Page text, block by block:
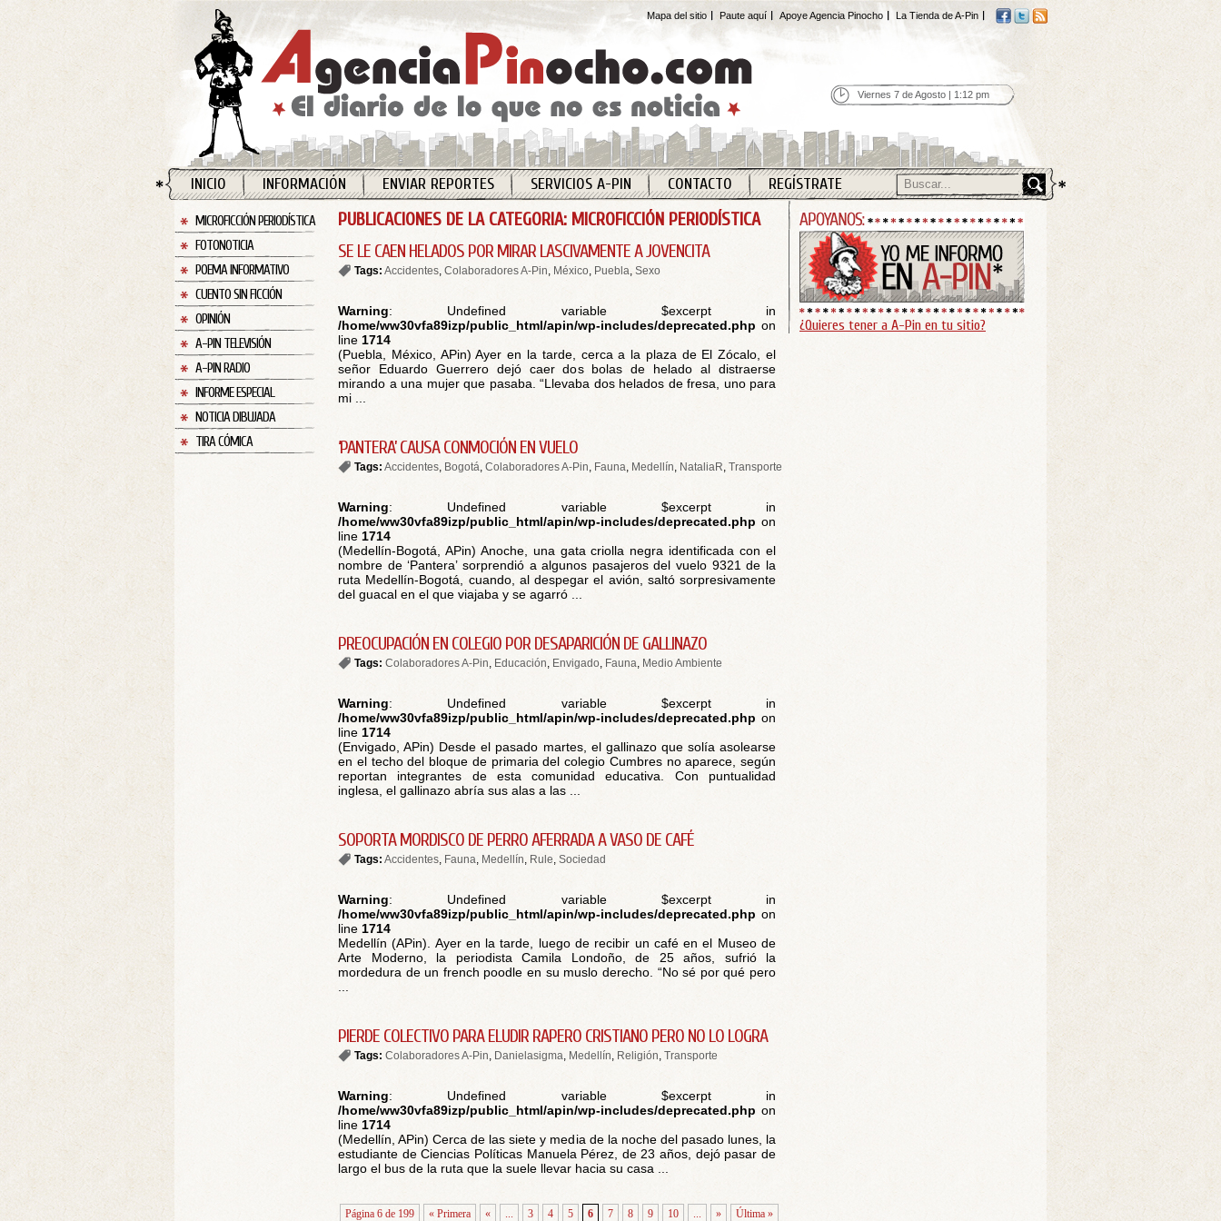
Mapa del sitio Paute aquí Apoye Agencia Pinocho La Tienda de A-Pin
Viernes 7 de Agosto | 1:12 pm
INICIO INFORMACIÓN ENVIAR REPORTES SERVICIOS A-PIN CONTACTO REGÍSTRATE
MICROFICCIÓN PERIODÍSTICA
FOTONOTICIA
POEMA INFORMATIVO
CUENTO SIN FICCIÓN
OPINIÓN
A-PIN TELEVISIÓN
A-PIN RADIO
INFORME ESPECIAL
NOTICIA DIBUJADA
TIRA CÓMICA
PUBLICACIONES DE LA CATEGORIA: MICROFICCIÓN PERIODÍSTICA
SE LE CAEN HELADOS POR MIRAR LASCIVAMENTE A JOVENCITA
Tags: Accidentes, Colaboradores A-Pin, México, Puebla, Sexo
Warning: Undefined variable $excerpt in
/home/ww30vfa89izp/public_html/apin/wp-includes/deprecated.php on
line 1714
(Puebla, México, APin) Ayer en la tarde, cerca a la plaza de El Zócalo, el
señor Eduardo Guerrero dejó caer dos bolas de helado al distraerse
mirando a una mujer que pasaba. “Llevaba dos helados de fresa, uno para
mi ...
‘PANTERA’ CAUSA CONMOCIÓN EN VUELO
Tags: Accidentes, Bogotá, Colaboradores A-Pin, Fauna, Medellín, NataliaR, Transporte
Warning: Undefined variable $excerpt in
/home/ww30vfa89izp/public_html/apin/wp-includes/deprecated.php on
line 1714
(Medellín-Bogotá, APin) Anoche, una gata criolla negra identificada con el
nombre de ‘Pantera’ sorprendió a algunos pasajeros del vuelo 9321 de la
ruta Medellín-Bogotá, cuando, al despegar el avión, saltó sorpresivamente
del guacal en el que viajaba y se agarró ...
PREOCUPACIÓN EN COLEGIO POR DESAPARICIÓN DE GALLINAZO
Tags: Colaboradores A-Pin, Educación, Envigado, Fauna, Medio Ambiente
Warning: Undefined variable $excerpt in
/home/ww30vfa89izp/public_html/apin/wp-includes/deprecated.php on
line 1714
(Envigado, APin) Desde el pasado martes, el gallinazo que solía asolearse
en el techo del bloque de primaria del colegio Cumbres no aparece, según
reportan integrantes de esta comunidad educativa. Con puntualidad
inglesa, el gallinazo abría sus alas a las ...
SOPORTA MORDISCO DE PERRO AFERRADA A VASO DE CAFÉ
Tags: Accidentes, Fauna, Medellín, Rule, Sociedad
Warning: Undefined variable $excerpt in
/home/ww30vfa89izp/public_html/apin/wp-includes/deprecated.php on
line 1714
Medellín (APin). Ayer en la tarde, luego de recibir un café en el Museo de
Arte Moderno, la periodista Camila Londoño, de 25 años, sufrió la
mordedura de un french poodle en su muslo derecho. “No sé por qué pero
PIERDE COLECTIVO PARA ELUDIR RAPERO CRISTIANO PERO NO LO LOGRA
Tags: Colaboradores A-Pin, Danielasigma, Medellín, Religión, Transporte
Warning: Undefined variable $excerpt in
/home/ww30vfa89izp/public_html/apin/wp-includes/deprecated.php on
line 1714
(Medellín, APin) Cerca de las siete y media de la noche del pasado lunes, la
estudiante de Ciencias Políticas Manuela Pérez, de 23 años, dejó pasar de
largo el bus de la ruta que la suele llevar hacia su casa ...
Página 6 de 199 « Primera « ... 3 4 5 6 7 8 9 10 ... » Última »
¿Quieres tener a A-Pin en tu sitio?